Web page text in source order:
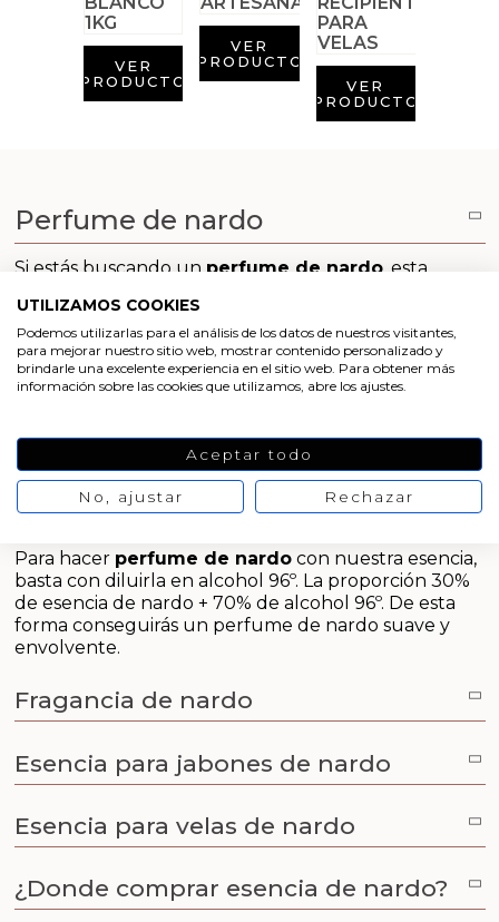
VER
PRODUCTO
VER
PRODUCTO
VER
PRODUCTO
Perfume de nardo
Si estás buscando un perfume de nardo, esta
ella el aroma a esta flor es el gran protagonista. Se
trata de una mezcla de sustancias aromáticas con
notas florales. El resultado es un aroma muy intenso
y penetrante.
Notas de salida: Nardo, ylang-ylang
Notas de corazón: Nardo
Notas de fondo: Nardo, benjuí, sándalo
Para hacer perfume de nardocon nuestra esencia,
basta con diluirla en alcohol 96º. La proporción 30%
de esencia de nardo + 70% de alcohol 96º. De esta
forma conseguirás un perfume de nardo suave y
envolvente.
Fragancia de nardo
Esencia para jabones de nardo
Esencia para velas de nardo
¿Donde comprar esencia de nardo?
Aditivos para jabón y Cosmética
Libros y revistas diy
Materiales para detalles hechos a mano
Huerto ecologico
Cosmética coreana K-Beauty
Arenas de colores
Aceites y Mantecas
UTILIZAMOS COOKIES
Podemos utilizarlas para el análisis de los datos de nuestros visitantes,
para mejorar nuestro sitio web, mostrar contenido personalizado y
brindarle una excelente experiencia en el sitio web. Para obtener más
información sobre las cookies que utilizamos, abre los ajustes.
Aceptar todo
No, ajustar Rechazar